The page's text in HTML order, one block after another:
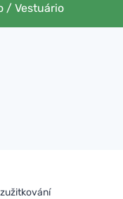
/ Vestuário